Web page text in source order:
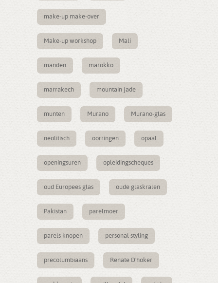
make-up make-over
Make-up workshop Mali
manden marokko
marrakech mountain jade
munten Murano Murano-glas
neolitisch oorringen opaal
openingsuren opleidingscheques
oud Europees glas oude glaskralen
Pakistan parelmoer
parels knopen personal styling
precolumbiaans Renate D'hoker